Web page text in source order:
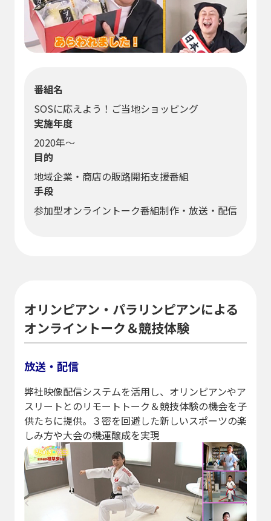
番組名
SOSに応えよう！ご当地ショッピング
実施年度
2020年～
目的
地域企業・商店の販路開拓支援番組
手段
参加型オンライントーク番組制作・放送・配信
オリンピアン・パラリンピアンによる
オンライントーク＆競技体験
放送・配信
弊社映像配信システムを活用し、オリンピアンやア
スリートとのリモートトーク＆競技体験の機会を子
供たちに提供。３密を回避した新しいスポーツの楽
しみ方や大会の機運醸成を実現